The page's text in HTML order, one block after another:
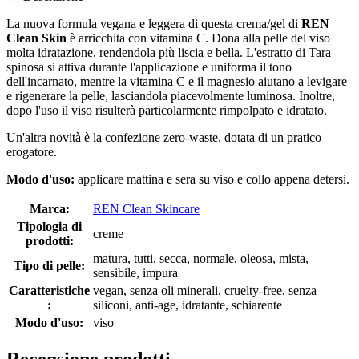
La nuova formula vegana e leggera di questa crema/gel di REN
Clean Skin è arricchita con vitamina C. Dona alla pelle del viso
molta idratazione, rendendola più liscia e bella. L'estratto di Tara
spinosa si attiva durante l'applicazione e uniforma il tono
dell'incarnato, mentre la vitamina C e il magnesio aiutano a levigare
e rigenerare la pelle, lasciandola piacevolmente luminosa. Inoltre,
dopo l'uso il viso risulterà particolarmente rimpolpato e idratato.
Un'altra novità è la confezione zero-waste, dotata di un pratico
erogatore.
Modo d'uso: applicare mattina e sera su viso e collo appena detersi.
Marca:
REN Clean Skincare
Tipologia di
prodotti:
creme
Tipo di pelle:
matura, tutti, secca, normale, oleosa, mista,
sensibile, impura
Caratteristiche
:
vegan, senza oli minerali, cruelty-free, senza
siliconi, anti-age, idratante, schiarente
Modo d'uso:
viso